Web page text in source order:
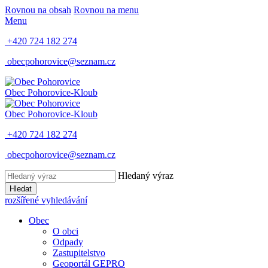
Rovnou na obsah Rovnou na menu
Menu
+420 724 182 274
obecpohorovice@seznam.cz
Obec Pohorovice-Kloub
Obec Pohorovice-Kloub
+420 724 182 274
obecpohorovice@seznam.cz
Hledaný výraz
Hledat
rozšířené vyhledávání
Obec
O obci
Odpady
Zastupitelstvo
Geoportál GEPRO